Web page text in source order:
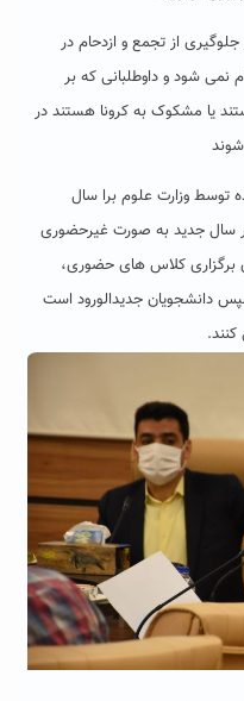
از تجمع و ازدحام در
شود و داوطلبانی که بر
یا مشکوک به کرونا هستند در
توسط وزارت علوم برا سال
سال جدید به صورت غیرحضوری
برگزاری کلاس های حضوری،
دانشجویان جدیدالورود است